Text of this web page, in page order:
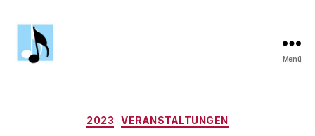
Menü
Kategorien
2023 VERANSTALTUNGEN